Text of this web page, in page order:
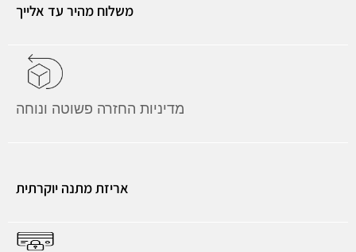
משלוח מהיר עד אלייך
מדיניות החזרה פשוטה ונוחה
אריזת מתנה יוקרתית